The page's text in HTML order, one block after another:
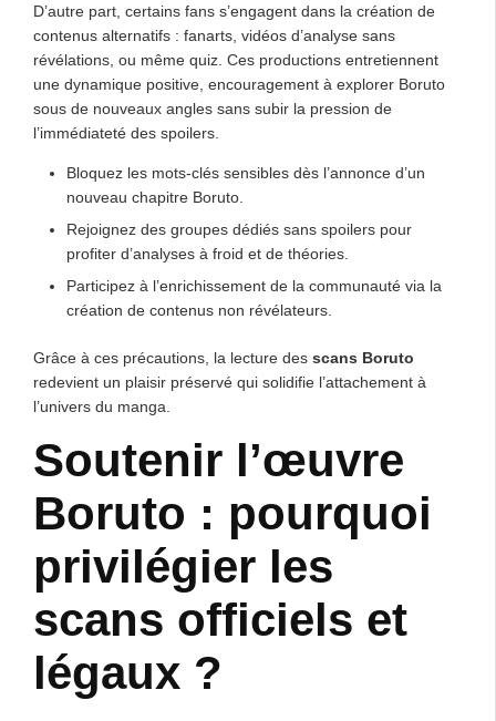
D’autre part, certains fans s’engagent dans la création de
contenus alternatifs : fanarts, vidéos d’analyse sans
révélations, ou même quiz. Ces productions entretiennent
une dynamique positive, encouragement à explorer Boruto
sous de nouveaux angles sans subir la pression de
l’immédiateté des spoilers.
Bloquez les mots-clés sensibles dès l’annonce d’un
nouveau chapitre Boruto.
Rejoignez des groupes dédiés sans spoilers pour
profiter d’analyses à froid et de théories.
Participez à l’enrichissement de la communauté via la
création de contenus non révélateurs.
Grâce à ces précautions, la lecture des scans Boruto
redevient un plaisir préservé qui solidifie l’attachement à
l’univers du manga.
Soutenir l’œuvre
Boruto : pourquoi
privilégier les
scans officiels et
légaux ?